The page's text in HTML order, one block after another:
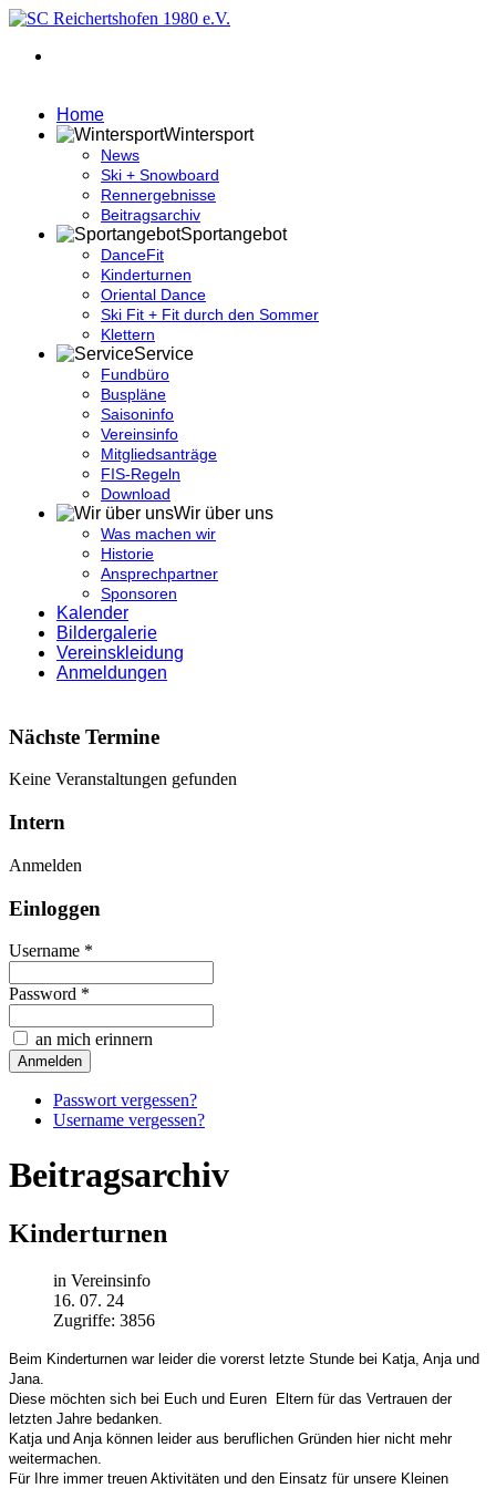
Home
Wintersport
News
Ski + Snowboard
Rennergebnisse
Beitragsarchiv
Sportangebot
DanceFit
Kinderturnen
Oriental Dance
Ski Fit + Fit durch den Sommer
Klettern
Service
Fundbüro
Buspläne
Saisoninfo
Vereinsinfo
Mitgliedsanträge
FIS-Regeln
Download
Wir über uns
Was machen wir
Historie
Ansprechpartner
Sponsoren
Kalender
Bildergalerie
Vereinskleidung
Anmeldungen
Nächste Termine
Keine Veranstaltungen gefunden
Intern
Anmelden
Einloggen
Username *
Password *
an mich erinnern
Passwort vergessen?
Username vergessen?
Beitragsarchiv
Kinderturnen
in Vereinsinfo
16. 07. 24
Zugriffe: 3856
Beim Kinderturnen war leider die vorerst letzte Stunde bei Katja, Anja und
Jana.
Diese möchten sich bei Euch und Euren Eltern für das Vertrauen der
letzten Jahre bedanken.
Katja und Anja können leider aus beruflichen Gründen hier nicht mehr
weitermachen.
Für Ihre immer treuen Aktivitäten und den Einsatz für unsere Kleinen